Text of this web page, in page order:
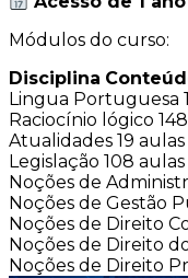
Módulos do curso:
Disciplina
Lingua Portuguesa
Raciocínio lógico
Atualidades 19 aulas
Legislação 108 aulas
Noções de
Noções de Gestão
Noções de Direito
Noções de Direito
Noções de Direito